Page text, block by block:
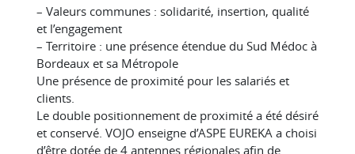
– Valeurs communes : solidarité, insertion, qualité
et l’engagement
– Territoire : une présence étendue du Sud Médoc à
Bordeaux et sa Métropole
Une présence de proximité pour les salariés et
clients.
Le double positionnement de proximité a été désiré
et conservé. VOJO enseigne d’ASPE EUREKA a choisi
d’être dotée de 4 antennes régionales afin de